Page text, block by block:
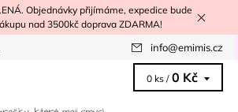
Objednávky přijímáme, expedice bude
nad 3500kč doprava ZDARMA!
info@emimis.cz
0 ks / 0 Kč